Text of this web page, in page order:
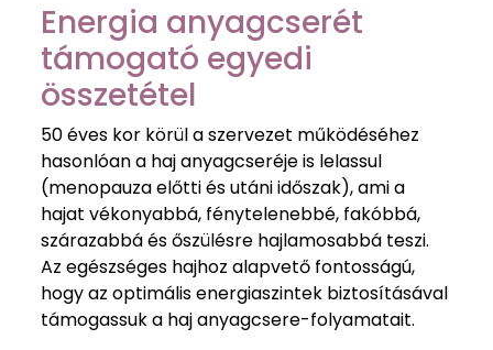
Energia anyagcserét
támogató egyedi
összetétel
50 éves kor körül a szervezet működéséhez
hasonlóan a haj anyagcseréje is lelassul
(menopauza előtti és utáni időszak), ami a
hajat vékonyabbá, fénytelenebbé, fakóbbá,
szárazabbá és őszülésre hajlamosabbá teszi.
Az egészséges hajhoz alapvető fontosságú,
hogy az optimális energiaszintek biztosításával
támogassuk a haj anyagcsere-folyamatait.